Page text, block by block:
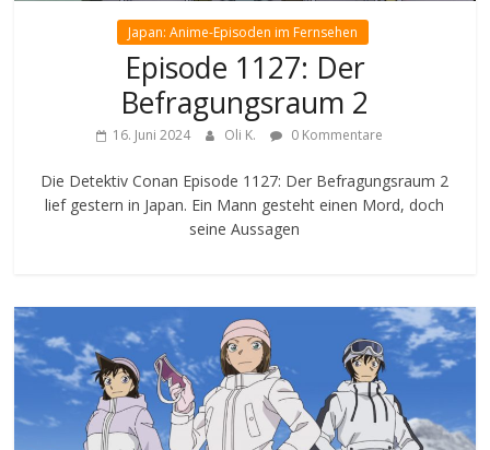
Japan: Anime-Episoden im Fernsehen
Episode 1127: Der
Befragungsraum 2
16. Juni 2024 Oli K. 0 Kommentare
Die Detektiv Conan Episode 1127: Der Befragungsraum 2
lief gestern in Japan. Ein Mann gesteht einen Mord, doch
seine Aussagen